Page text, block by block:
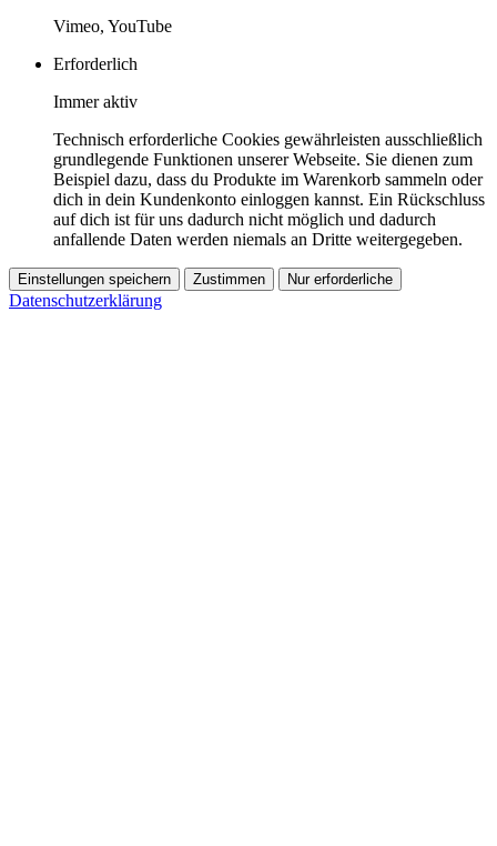
Vimeo, YouTube
Erforderlich
Immer aktiv
Technisch erforderliche Cookies gewährleisten ausschließlich
grundlegende Funktionen unserer Webseite. Sie dienen zum
Beispiel dazu, dass du Produkte im Warenkorb sammeln oder
dich in dein Kundenkonto einloggen kannst. Ein Rückschluss
auf dich ist für uns dadurch nicht möglich und dadurch
anfallende Daten werden niemals an Dritte weitergegeben.
Einstellungen speichern Zustimmen Nur erforderliche
Datenschutzerklärung